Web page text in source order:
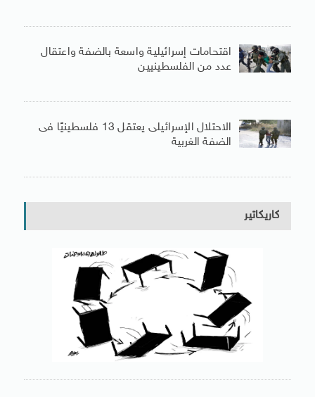
اقتحامات إسرائيلية واسعة بالضفة واعتقال
عدد من الفلسطينيين
الاحتلال الإسرائيلى يعتقل 13 فلسطينيًا فى
الضفة الغربية
كاريكاتير